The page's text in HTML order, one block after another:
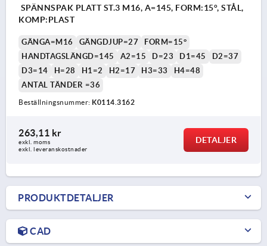
SPÄNNSPAK PLATT ST.3 M16, A=145, FORM:15°, STÅL,
KOMP:PLAST
GÄNGA=M16 GÄNGDJUP=27
FORM=15°
HANDTAGSLÄNGD=145
A2=15 D=23 D1=45
D2=37
D3=14
H=28 H1=2 H2=17 H3=33
H4=48
ANTAL TÄNDER =36
Beställningsnummer: K0114.3162
263,11 kr
exkl. moms
exkl. leveranskostnader
DETALJER
PRODUKTDETALJER
CAD